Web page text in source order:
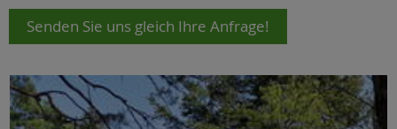
Senden Sie uns gleich Ihre Anfrage!